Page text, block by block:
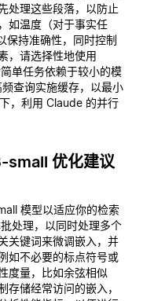
处理这些段落，以防止
如温度（对于事实任
保持准确性，同时控制
，请选择性地使用
单任务依赖于较小的模
查询实施缓存，以最小
，利用 Claude 的并行
优化建议
模型以适应你的检索
处理，以同时处理多个
关键词来微调嵌入，并
如不必要的标点符号或
度量，比如余弦相似
存储经常访问的嵌入，